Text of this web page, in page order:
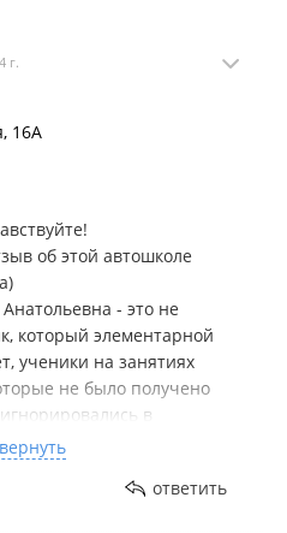
г.
16А
об этой автошколе
- это не
который элементарной
ученики на занятиях
не было получено
в
заведения не смогли в
ФИО ученика, неответить